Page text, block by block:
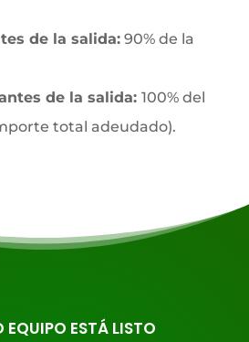
de la salida:90% de la
de la salida: 100% del
total adeudado).
EQUIPO ESTÁ LISTO